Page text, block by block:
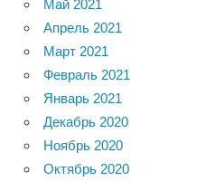
Май 2021
Апрель 2021
Март 2021
Февраль 2021
Январь 2021
Декабрь 2020
Ноябрь 2020
Октябрь 2020